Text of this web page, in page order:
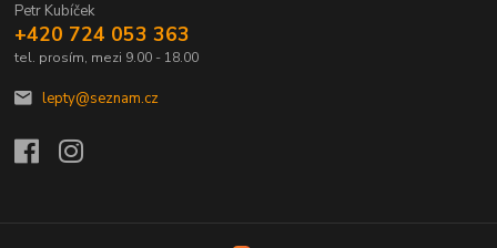
Petr Kubíček
+420 724 053 363
tel. prosím, mezi 9.00 - 18.00
lepty@seznam.cz